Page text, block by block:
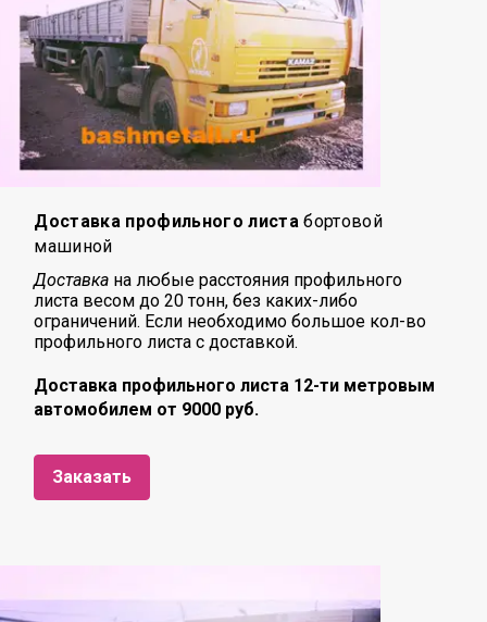
Доставка профильного листабортовой
машиной
Доставка на любые расстояния профильного
листа весом до 20 тонн, без каких-либо
ограничений. Если необходимо большое кол-во
профильного листа с доставкой.
Доставка профильного листа 12-ти метровым
автомобилем от 9000 руб.
Заказать